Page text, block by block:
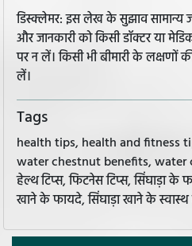
डिस्क्लेमर: इस लेख के सुझाव सामान्य
और जानकारी को किसी डॉक्टर या
पर न लें। किसी भी बीमारी के लक्षणों
लें।
Tags
health tips, health and fitness
water chestnut benefits,
हेल्थ टिप्स, फिटनेस टिप्स, सिंघाड़ा के
खाने के फायदे, सिंघाड़ा खाने के